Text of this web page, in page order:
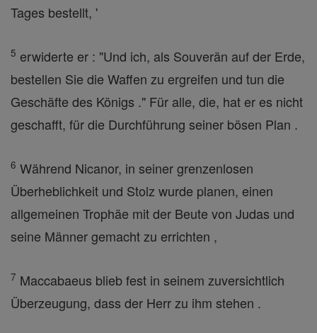
Tages bestellt, '
5 erwiderte er : "Und ich, als Souverän auf der Erde,
bestellen Sie die Waffen zu ergreifen und tun die
Geschäfte des Königs ." Für alle, die, hat er es nicht
geschafft, für die Durchführung seiner bösen Plan .
6 Während Nicanor, in seiner grenzenlosen
Überheblichkeit und Stolz wurde planen, einen
allgemeinen Trophäe mit der Beute von Judas und
seine Männer gemacht zu errichten ,
7 Maccabaeus blieb fest in seinem zuversichtlich
Überzeugung, dass der Herr zu ihm stehen .